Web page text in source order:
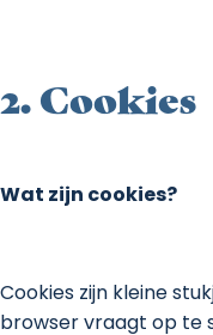
2. Cookies
Wat zijn cookies?
Cookies zijn kleine
browser vraagt op te